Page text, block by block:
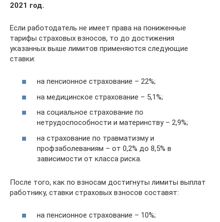
2021 год.
Если работодатель не имеет права на пониженные
тарифы страховых взносов, то до достижения
указанных выше лимитов применяются следующие
ставки:
на пенсионное страхование – 22%;
на медицинское страхование – 5,1%;
на социальное страхование по
нетрудоспособности и материнству – 2,9%;
на страхование по травматизму и
профзаболеваниям – от 0,2% до 8,5% в
зависимости от класса риска.
После того, как по взносам достигнуты лимиты выплат
работнику, ставки страховых взносов составят:
на пенсионное страхование – 10%;